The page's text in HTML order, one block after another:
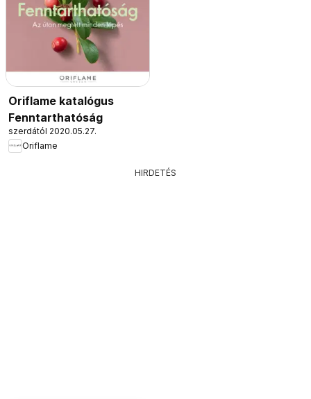
Oriflame katalógus
Fenntarthatóság
szerdától 2020.05.27.
Oriflame
HIRDETÉS